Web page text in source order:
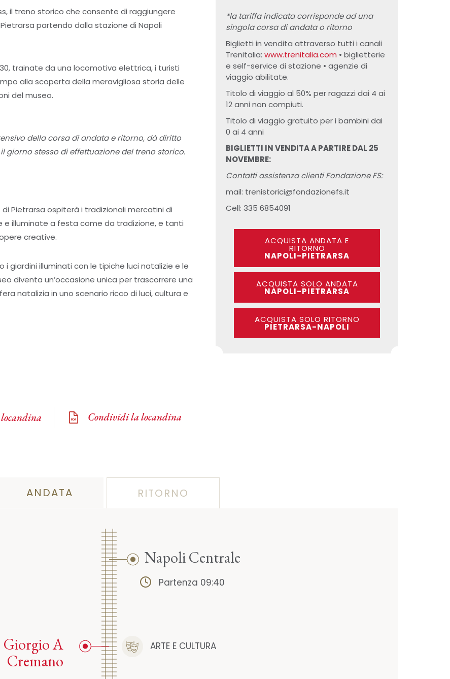
il treno storico che consente di raggiungere
partendo dalla stazione di Napoli
trainate da una locomotiva elettrica, i turisti
alla scoperta della meravigliosa storia delle
del museo.
della corsa di andata e ritorno, dà diritto
giorno stesso di effettuazione del treno storico.
Pietrarsa ospiterà i tradizionali mercatini di
illuminate a festa come da tradizione, e tanti
creative.
i giardini illuminati con le tipiche luci natalizie e le
diventa un’occasione unica per trascorrere una
natalizia in uno scenario ricco di luci, cultura e
Condividi la locandina
*la tariffa indicata corrisponde ad una
singola corsa di andata o ritorno
Biglietti in vendita attraverso tutti i canali
Trenitalia: www.trenitalia.com • biglietterie
e self-service di stazione • agenzie di
viaggio abilitate.
Titolo di viaggio al 50% per ragazzi dai 4 ai
12 anni non compiuti.
Titolo di viaggio gratuito per i bambini dai
0 ai 4 anni
BIGLIETTI IN VENDITA A PARTIRE DAL 25
NOVEMBRE:
Contatti assistenza clienti Fondazione FS:
mail: trenistorici@fondazionefs.it
Cell: 335 6854091
ACQUISTA ANDATA E
RITORNO
NAPOLI-PIETRARSA
ACQUISTA SOLO ANDATA
NAPOLI-PIETRARSA
ACQUISTA SOLO RITORNO
PIETRARSA-NAPOLI
ANDATA RITORNO
Napoli Centrale
Partenza 09:40
ARTE E CULTURA
Giorgio A
Cremano